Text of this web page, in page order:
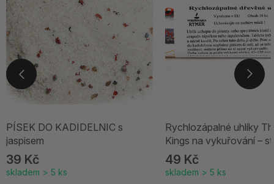
PÍSEK DO KADIDELNIC s
jaspisem
39 Kč
skladem > 5 ks
Rychlozápalné uhlíky
Kings na vykuřování –
49 Kč
skladem > 5 ks